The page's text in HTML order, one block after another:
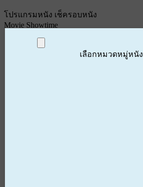
โปรแกรมหนัง เช็ครอบหนัง
Movie Showtime
เลือกหมวดหมู่หนัง